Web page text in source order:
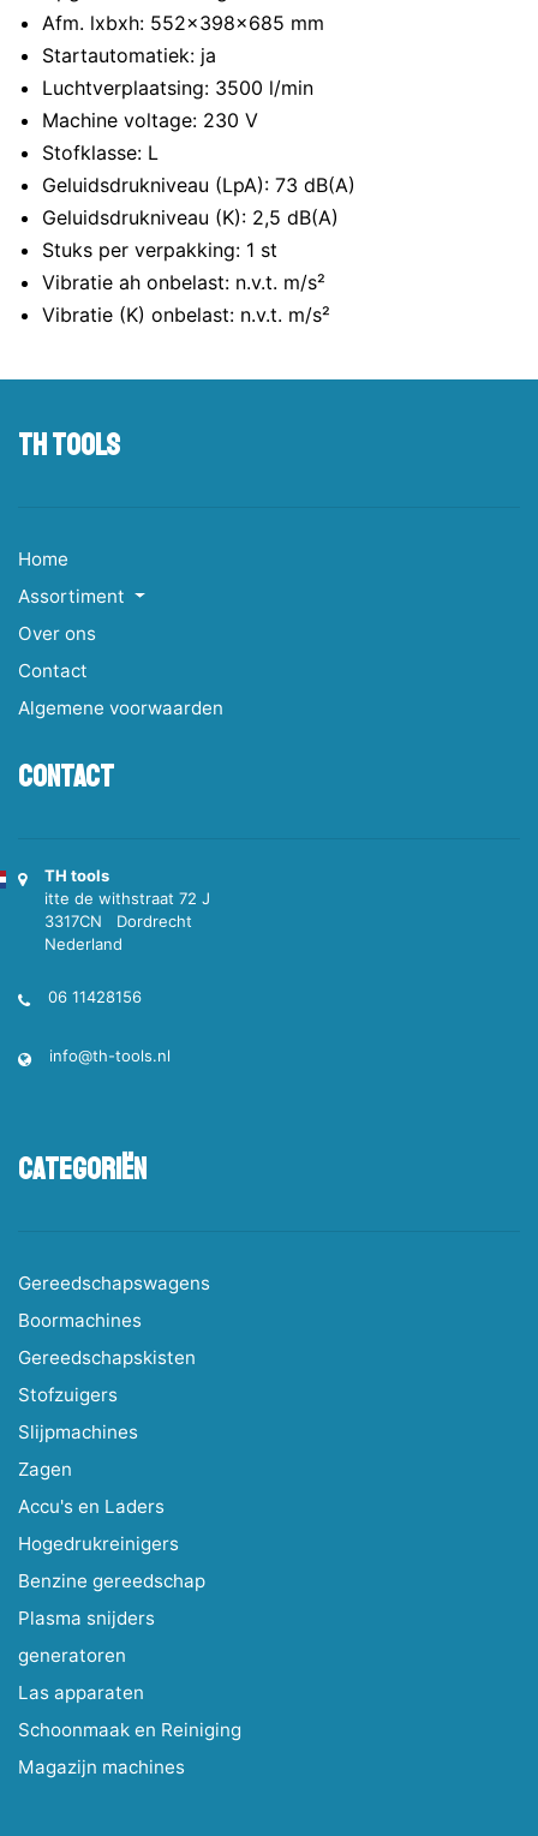
Afm. lxbxh: 552x398x685 mm
Startautomatiek: ja
Luchtverplaatsing: 3500 l/min
Machine voltage: 230 V
Stofklasse: L
Geluidsdrukniveau (LpA): 73 dB(A)
Geluidsdrukniveau (K): 2,5 dB(A)
Stuks per verpakking: 1 st
Vibratie ah onbelast: n.v.t. m/s²
Vibratie (K) onbelast: n.v.t. m/s²
TH tools
Home
Assortiment
Over ons
Contact
Algemene voorwaarden
Contact
TH tools
itte de withstraat 72 J
3317CN Dordrecht
Nederland
06 11428156
info@th-tools.nl
Categoriën
Gereedschapswagens
Boormachines
Gereedschapskisten
Stofzuigers
Slijpmachines
Zagen
Accu's en Laders
Hogedrukreinigers
Benzine gereedschap
Plasma snijders
generatoren
Las apparaten
Schoonmaak en Reiniging
Magazijn machines